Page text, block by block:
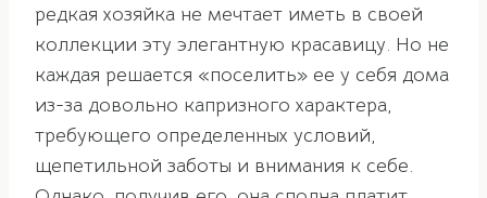
редкая хозяйка не мечтает иметь в своей
коллекции эту элегантную красавицу. Но не
каждая решается «поселить» ее у себя дома
из-за довольно капризного характера,
требующего определенных условий,
щепетильной заботы и внимания к себе.